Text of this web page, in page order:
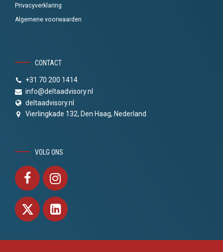
Privacyverklaring
Algemene voorwaarden
CONTACT
+31 70 200 1414
info@deltaadvisory.nl
deltaadvisory.nl
Vierlingkade 132, Den Haag, Nederland
VOLG ONS